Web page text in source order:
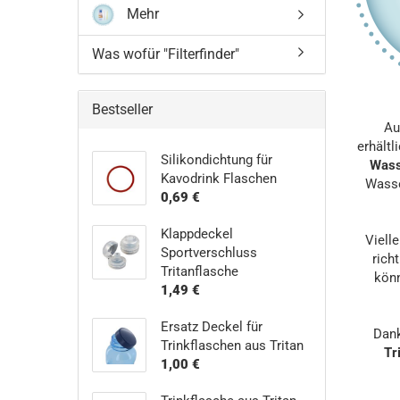
Mehr
Was wofür "Filterfinder"
Bestseller
Silikondichtung für
Kavodrink Flaschen
0,69 €
Klappdeckel
Sportverschluss
Tritanflasche
1,49 €
Ersatz Deckel für
Trinkflaschen aus Tritan
1,00 €